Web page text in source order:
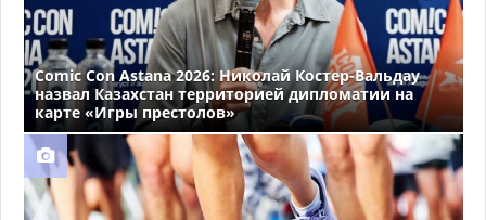
Comic Con Astana 2026: Николай Костер-Вальдау
назвал Казахстан территорией дипломатии на
карте «Игры престолов»